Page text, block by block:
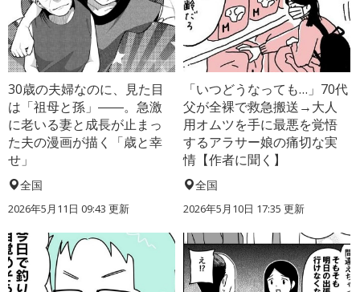
30歳の夫婦なのに、見た目
は「祖母と孫」――。急激
に老いる妻と成長が止まっ
た夫の漫画が描く「歳と幸
せ」
全国
2026年5月11日 09:43 更新
「いつどうなっても…」70代
父が全裸で救急搬送→大人
用オムツを手に最悪を覚悟
するアラサー娘の痛切な実
情【作者に聞く】
全国
2026年5月10日 17:35 更新